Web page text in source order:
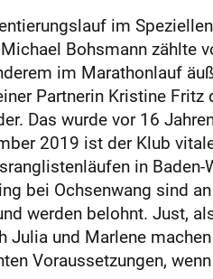
im
Bohsmann zählte
im Marathonlauf
Partnerin Kristine
Das wurde vor 16
2019 ist der Klub
in
bei Ochsenwang sind
werden belohnt. Just,
Julia und Marlene
Voraussetzungen,